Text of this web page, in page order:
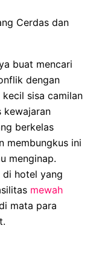
Cerdas dan
buat mencari
dengan
sisa camilan
kewajaran
berkelas
membungkus ini
menginap.
di hotel yang
mewah
mata para